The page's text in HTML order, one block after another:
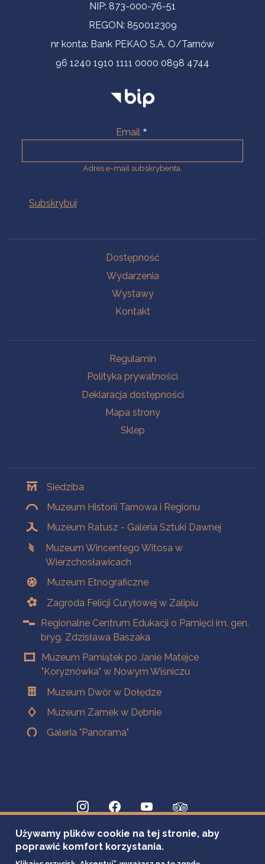
NIP: 873-000-76-51
REGON: 850012309
nr konta: Bank PEKAO S.A. O/Tarnów
96 1240 1910 1111 0000 0898 4744
Email
Adres e-mail subskrybenta.
Dostępność
Wydarzenia
Wystawy
Kontakt
Regulamin
Polityka prywatności
Deklaracja dostępności
Mapa strony
Sklep
Siedziba
Muzeum Historii Tarnowa i Regionu
Muzeum Ratusz - Galeria Sztuki Dawnej
Muzeum Wincentego Witosa w
Wierzchosławicach
Muzeum Etnograficzne
Zagroda Felicji Curyłowej w Zalipiu
Regionalne Centrum Edukacji o Pamięci im. gen.
bryg. Zdzisława Baszaka
Muzeum Pamiątek po Janie Matejce
"Koryznówka" w Nowym Wiśniczu
Muzeum Dwór w Dołędze
Muzeum Zamek w Dębnie
Galeria "Panorama"
Używamy plików cookie na tej stronie, aby
poprawić komfort korzystania.